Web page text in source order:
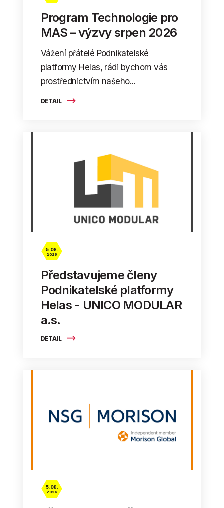
DETAIL
Program Technologie pro
MAS – výzvy srpen 2026
Vážení přátelé Podnikatelské
platformy Helas, rádi bychom vás
prostřednictvím našeho...
DETAIL
5. 08.
2026
Představujeme členy
Podnikatelské platformy
Helas - UNICO MODULAR
a.s.
5. 08.
2026